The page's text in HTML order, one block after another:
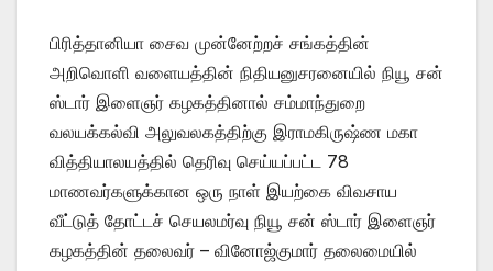
பிரித்தானியா சைவ முன்னேற்றச் சங்கத்தின்
அறிவொளி வளையத்தின் நிதியனுசரனையில் நியூ சன்
ஸ்டார் இளைஞர் கழகத்தினால் சம்மாந்துறை
வலயக்கல்வி அலுவலகத்திற்கு இராமகிருஷ்ண மகா
வித்தியாலயத்தில் தெரிவு செய்யப்பட்ட 78
மாணவர்களுக்கான ஒரு நாள் இயற்கை விவசாய
வீட்டுத் தோட்டச் செயலமர்வு நியூ சன் ஸ்டார் இளைஞர்
கழகத்தின் தலைவர் – வினோஜ்குமார் தலைமையில்